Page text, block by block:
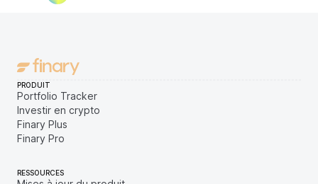
PRODUIT
Portfolio Tracker
Investir en crypto
Finary Plus
Finary Pro
RESSOURCES